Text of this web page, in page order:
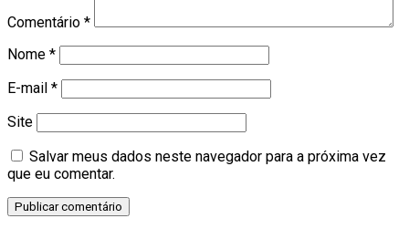
Comentário *
Nome *
E-mail *
Site
Salvar meus dados neste navegador para a próxima vez
que eu comentar.